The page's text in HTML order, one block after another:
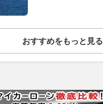
おすすめをもっと見る